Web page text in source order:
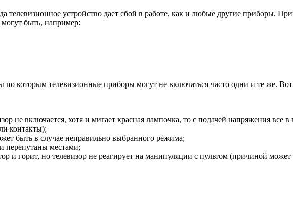
телевизионное устройство дает сбой в работе, как и любые другие приборы.
быть, например:
по которым телевизионные приборы могут не включаться часто одни и те же. Вот
не включается, хотя и мигает красная лампочка, то с подачей напряжения
контакты);
быть в случае неправильно выбранного режима;
перепутаны местами;
и горит, но телевизор не реагирует на манипуляции с пультом (причиной